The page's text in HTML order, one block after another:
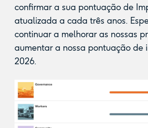
confirmar a sua pontuação de
atualizada a cada três anos.
continuar a melhorar as nossas
aumentar a nossa pontuação de
2026.